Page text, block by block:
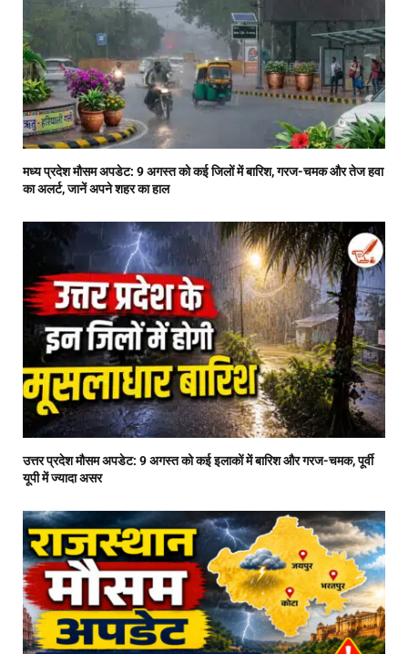
मध्य प्रदेश मौसम अपडेट: 9 अगस्त को कई जिलों में बारिश, गरज-चमक और तेज हवा
का अलर्ट, जानें अपने शहर का हाल
उत्तर प्रदेश मौसम अपडेट: 9 अगस्त को कई इलाकों में बारिश और गरज-चमक, पूर्वी
यूपी में ज्यादा असर